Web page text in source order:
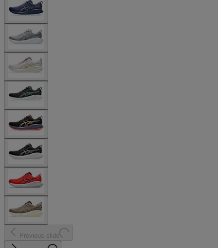
Previous slide